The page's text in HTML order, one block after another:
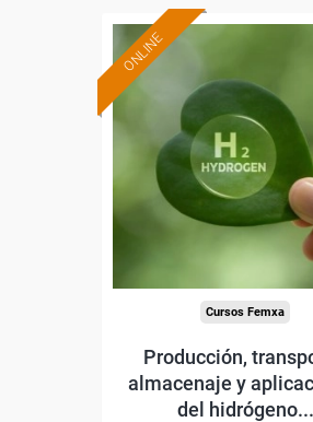
ONLINE
Formación 100%
subvencionada.
Para desempleados,
trabajadores y autónomos.
Sector
-Energía y Agua.
Cursos Femxa
Producción,
almacenaje y
del hidrógeno...